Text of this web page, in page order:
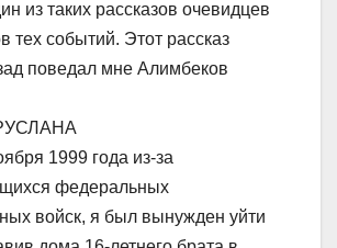
из таких рассказов очевидцев
тех событий. Этот рассказ
поведал мне Алимбеков
1999 года из-за
федеральных
войск, я был вынужден уйти